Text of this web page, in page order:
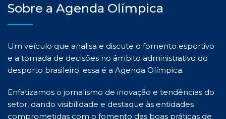
Sobre a Agenda Olímpica
Um veículo que analisa e discute o fomento esportivo
e a tomada de decisões no âmbito administrativo do
desporto brasileiro: essa é a Agenda Olímpica.
Enfatizamos o jornalismo de inovação e tendências do
setor, dando visibilidade e destaque às entidades
comprometidas com o fomento das boas práticas de